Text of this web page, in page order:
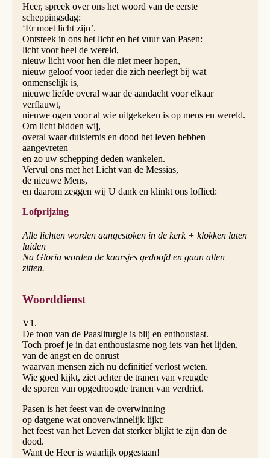
Heer, spreek over ons het woord van de eerste
scheppingsdag:
‘Er moet licht zijn’.
Ontsteek in ons het licht en het vuur van Pasen:
licht voor heel de wereld,
nieuw licht voor hen die niet meer hopen,
nieuw geloof voor ieder die zich neerlegt bij wat
onmenselijk is,
nieuwe liefde overal waar de aandacht voor elkaar
verflauwt,
nieuwe ogen voor al wie uitgekeken is op mens en wereld.
Om licht bidden wij,
overal waar duisternis en dood het leven hebben
aangevreten
en zo uw schepping deden wankelen.
Vervul ons met het Licht van de Messias,
de nieuwe Mens,
en daarom zeggen wij U dank en klinkt ons loflied:
Lofprijzing
Alle lichten worden aangestoken in de kerk + klokken laten
luiden
Na Gloria worden de kaarsjes gedoofd en gaan allen
zitten.
Woorddienst
V1.
De toon van de Paasliturgie is blij en enthousiast.
Toch proef je in dat enthousiasme nog iets van het lijden,
van de angst en de onrust
waarvan mensen zich nu definitief verlost weten.
Wie goed kijkt, ziet achter de tranen van vreugde
de sporen van opgedroogde tranen van verdriet.
Pasen is het feest van de overwinning
op datgene wat onoverwinnelijk lijkt:
het feest van het Leven dat sterker blijkt te zijn dan de
dood.
Want de Heer is waarlijk opgestaan!